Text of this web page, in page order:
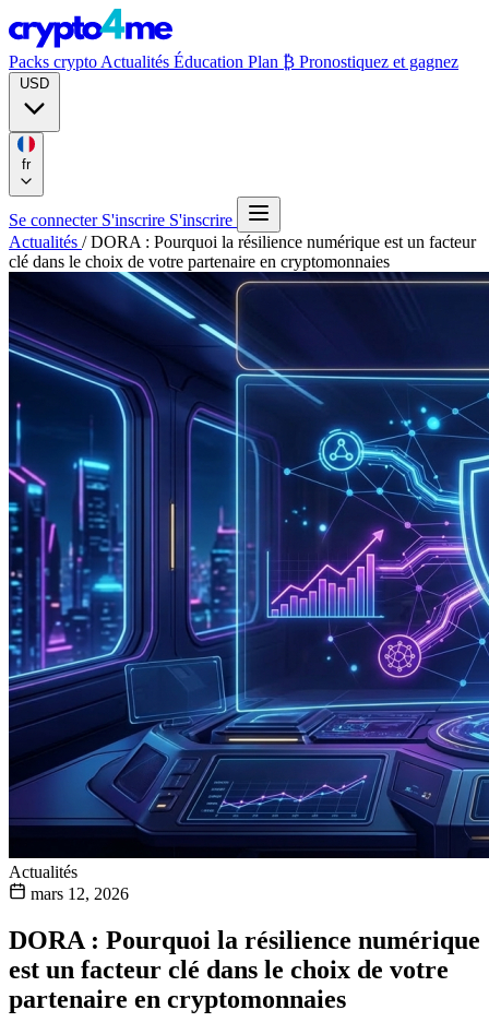
Packs crypto Actualités Éducation Plan ₿ Pronostiquez et gagnez
fr
Se connecter S'inscrire S'inscrire
Actualités / DORA : Pourquoi la résilience numérique est un facteur
clé dans le choix de votre partenaire en cryptomonnaies
Actualités
mars 12, 2026
DORA : Pourquoi la résilience numérique
est un facteur clé dans le choix de votre
partenaire en cryptomonnaies